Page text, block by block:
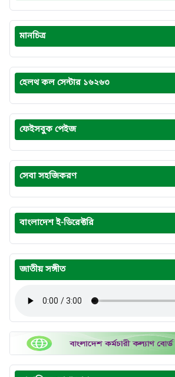
মানচিত্র
হেলথ কল সেন্টার ১৬২৬৩
ফেইসবুক পেইজ
সেবা সহজিকরণ
বাংলাদেশ ই-ডিরেক্টরি
জাতীয় সঙ্গীত